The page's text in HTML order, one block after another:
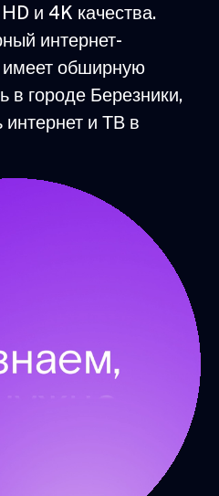
и 4K качества.
интернет-
имеет обширную
в городе Березники,
и ТВ в